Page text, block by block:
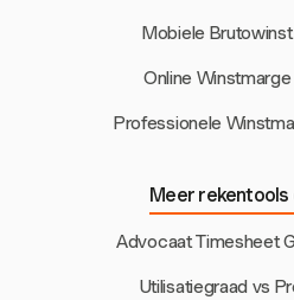
Mobiele
Online
Professionele
Meer rekentools
Advocaat Timesheet
Utilisatiegraad vs